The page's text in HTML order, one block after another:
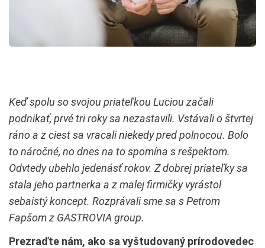
Keď spolu so svojou priateľkou Luciou začali
podnikať, prvé tri roky sa nezastavili. Vstávali o štvrtej
ráno a z ciest sa vracali niekedy pred polnocou. Bolo
to náročné, no dnes na to spomína s rešpektom.
Odvtedy ubehlo jedenásť rokov. Z dobrej priateľky sa
stala jeho partnerka a z malej firmičky vyrástol
sebaistý koncept. Rozprávali sme sa s Petrom
Fapšom z GASTROVIA group.
Prezraďte nám, ako sa vyštudovaný prírodovedec